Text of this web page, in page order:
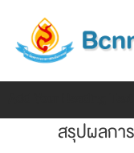
สรุปผลกา
เรื่อง